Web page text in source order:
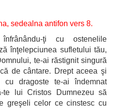
sedealna antifon vers 8.
ţi cu ostenelile
înţelepciunea sufletului tău,
te-ai răstignit singură
de cântare. Drept aceea şi
dragoste te-ai îndemnat
te lui Cristos Dumnezeu să
greşeli celor ce cinstesc cu